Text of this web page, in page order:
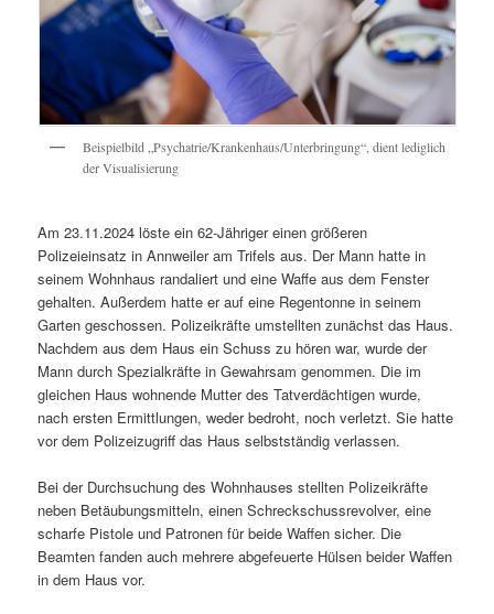
Beispielbild „Psychatrie/Krankenhaus/Unterbringung“, dient lediglich
der Visualisierung
Am 23.11.2024 löste ein 62-Jähriger einen größeren
Polizeieinsatz in Annweiler am Trifels aus. Der Mann hatte in
seinem Wohnhaus randaliert und eine Waffe aus dem Fenster
gehalten. Außerdem hatte er auf eine Regentonne in seinem
Garten geschossen. Polizeikräfte umstellten zunächst das Haus.
Nachdem aus dem Haus ein Schuss zu hören war, wurde der
Mann durch Spezialkräfte in Gewahrsam genommen. Die im
gleichen Haus wohnende Mutter des Tatverdächtigen wurde,
nach ersten Ermittlungen, weder bedroht, noch verletzt. Sie hatte
vor dem Polizeizugriff das Haus selbstständig verlassen.
Bei der Durchsuchung des Wohnhauses stellten Polizeikräfte
neben Betäubungsmitteln, einen Schreckschussrevolver, eine
scharfe Pistole und Patronen für beide Waffen sicher. Die
Beamten fanden auch mehrere abgefeuerte Hülsen beider Waffen
in dem Haus vor.